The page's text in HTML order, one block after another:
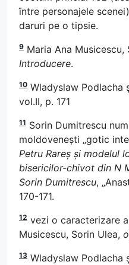
între personajele
daruri pe o tipsie.
9 Maria Ana Musicescu,
Introducere.
10 Wladyslaw Podlacha
vol.II, p. 171
11 Sorin Dumitrescu
moldovenești „gotic
Petru Rareș și modelul
bisericilor-chivot din N
Sorin Dumitrescu,
170-171.
12 vezi o caracterizare
Musicescu, Sorin Ulea,
13 Wladyslaw Podlacha